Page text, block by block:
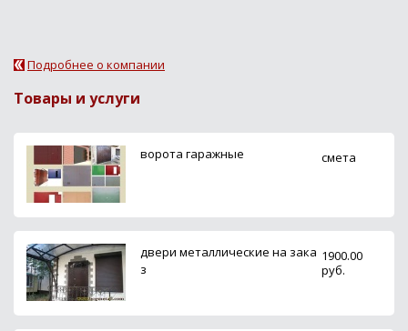
Подробнее о компании
Товары и услуги
ворота гаражные смета
двери металлические на зака
з
1900.00
руб.